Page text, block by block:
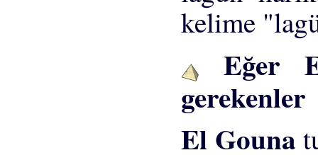
kelime
Eğer
gerekenler
El Gouna